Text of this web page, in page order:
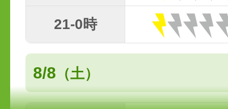
21-0時
8/8 （土）